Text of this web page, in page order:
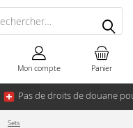
Pas de droits de douane
Panier
Mon compte
Sets